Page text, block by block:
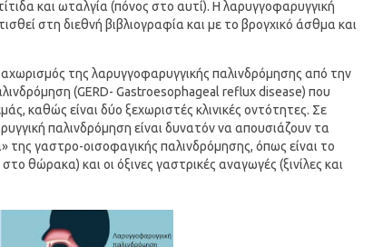
και ωταλγία (πόνος στο αυτί). Η λαρυγγοφαρυγγική
στη διεθνή βιβλιογραφία και με το βρογχικό άσθμα και
της λαρυγγοφαρυγγικής παλινδρόμησης από την
(GERD- Gastroesophageal reflux disease) που
καθώς είναι δύο ξεχωριστές κλινικές οντότητες. Σε
παλινδρόμηση είναι δυνατόν να απουσιάζουν τα
γαστρο-οισοφαγικής παλινδρόμησης, όπως είναι το
θώρακα) και οι όξινες γαστρικές αναγωγές (ξινίλες και